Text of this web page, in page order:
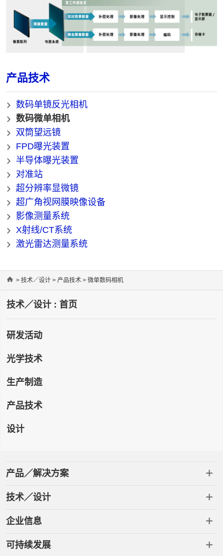
产品技术
数码单镜反光相机
数码微单相机
双筒望远镜
FPD曝光装置
半导体曝光装置
对准站
超分辨率显微镜
超广角视网膜映像设备
影像测量系统
X射线/CT系统
激光雷达测量系统
Home
> 技术／设计> 产品技术> 微单数码相机
技术／设计 : 首页
研发活动
光学技术
生产制造
产品技术
设计
产品／解决方案
技术／设计
企业信息
可持续发展